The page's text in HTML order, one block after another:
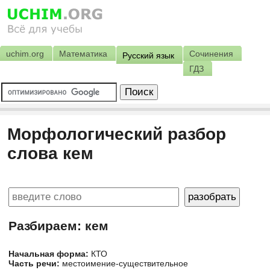
uchim.org Математика Русский язык
Сочинения
ГДЗ
Морфологический разбор
слова кем
Разбираем: кем
Начальная форма: КТО
Часть речи: местоимение-существительное